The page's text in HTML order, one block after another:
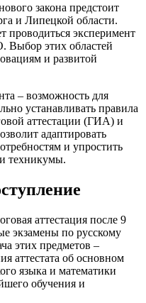
закона предстоит
и Липецкой области.
проводиться эксперимент
Выбор этих областей
и развитой
– возможность для
устанавливать правила
аттестации (ГИА) и
адаптировать
и упростить
техникумы.
аттестация после 9
экзамены по русскому
этих предметов –
аттестата об основном
языка и математики
обучения и